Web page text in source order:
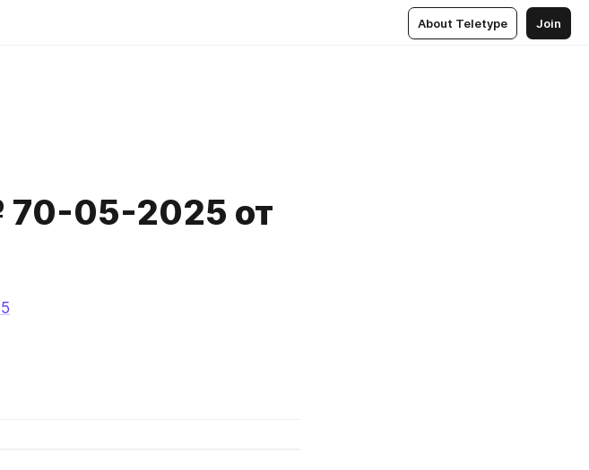
About Teletype Join
70-05-2025 от